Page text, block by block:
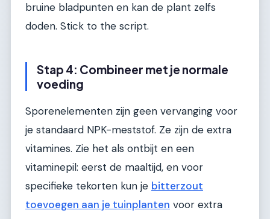
bruine bladpunten en kan de plant zelfs
doden. Stick to the script.
Stap 4: Combineer met je normale
voeding
Sporenelementen zijn geen vervanging voor
je standaard NPK-meststof. Ze zijn de extra
vitamines. Zie het als ontbijt en een
vitaminepil: eerst de maaltijd, en voor
specifieke tekorten kun je bitterzout
toevoegen aan je tuinplanten voor extra